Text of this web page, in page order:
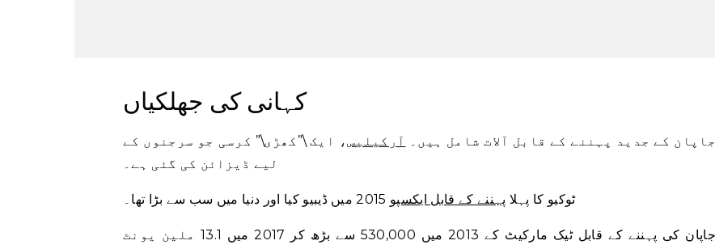
کہانی کی جھلکیاں
جاپان کے جدید پہننے کے قابل آلات شامل ہیں۔ آرکیلیس، ایک \”کھڑی\” کرسی جو سرجنوں کے
لیے ڈیزائن کی گئی ہے۔
ٹوکیو کا پہلا پہننے کے قابل ایکسپو
جاپان کی پہننے کے قابل ٹیک مارکیٹ کے 2013 میں 530,000 سے بڑھ کر 2017 میں 13.1 ملین یونٹ